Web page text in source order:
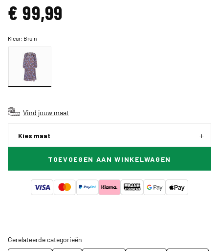
€ 99,99
Kleur: Bruin
Vind jouw maat
Kies maat
TOEVOEGEN AAN WINKELWAGEN
Gerelateerde categorieën